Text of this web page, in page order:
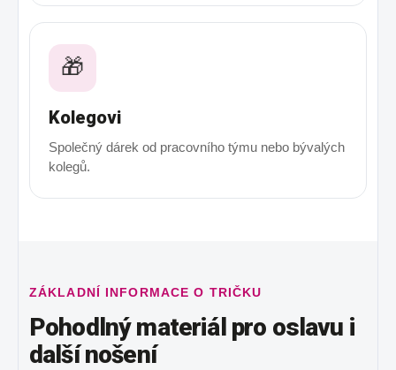
🎁
Kolegovi
Společný dárek od pracovního týmu nebo bývalých
kolegů.
ZÁKLADNÍ INFORMACE O TRIČKU
Pohodlný materiál pro oslavu i
další nošení